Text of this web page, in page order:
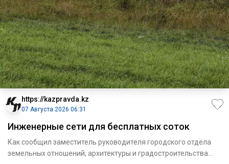
https://kazpravda.kz
07 Августа 2026 06:31
Инженерные сети для бесплатных соток
Как сообщил заместитель руководителя городского отдела
земельных отношений, архитектуры и градостроительства